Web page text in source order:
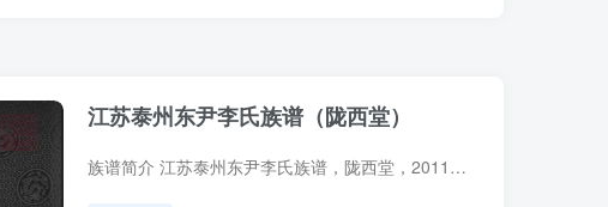
江苏泰州东尹李氏族谱（陇西堂）
族谱简介 江苏泰州东尹李氏族谱，陇西堂，2011年李焕亮、李玉堂等纂修，15册。始迁祖繁（字昌后），明洪武年间由金陵（今江苏南京）迁居海陵杨尹庄（今泰州市东南东尹庄）。 族谱部分预览 电子...